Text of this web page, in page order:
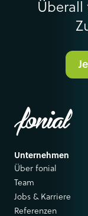
Überall
Unternehmen
Über fonial
Team
Jobs & Karriere
Referenzen